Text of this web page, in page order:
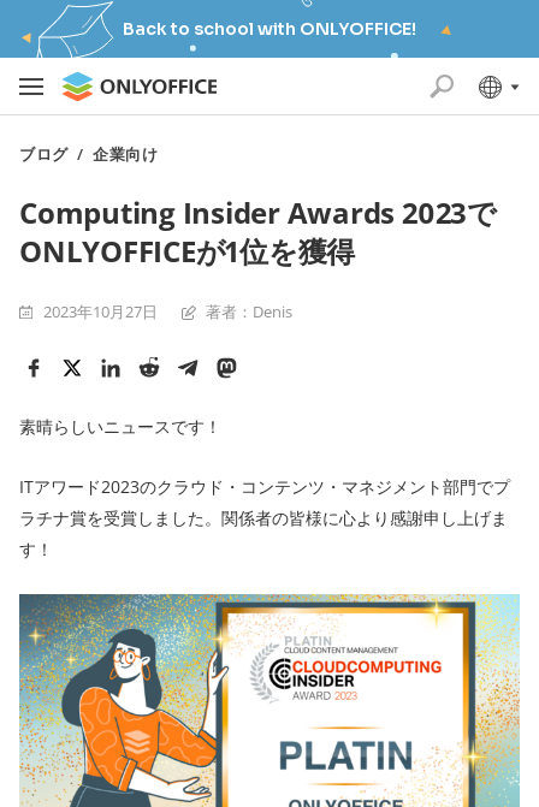
Back to school with ONLYOFFICE!
ブログ/企業向け
Computing Insider Awards 2023で
ONLYOFFICEが1位を獲得
2023年10月27日 著者：Denis
素晴らしいニュースです！
ITアワード2023のクラウド・コンテンツ・マネジメント部門でプ
ラチナ賞を受賞しました。関係者の皆様に心より感謝申し上げま
す！